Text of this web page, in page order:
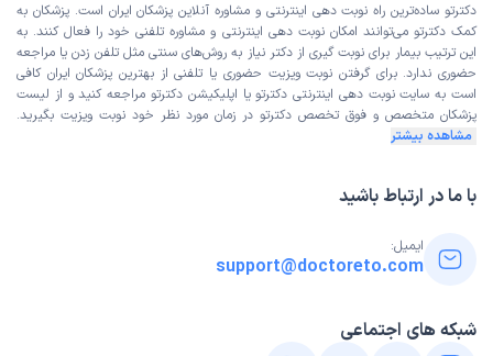
دکترتو ساده‌ترین راه نوبت‌ دهی اینترنتی و مشاوره آنلاین پزشکان ایران است. پزشکان به
کمک دکترتو می‌توانند امکان نوبت دهی اینترنتی و مشاوره تلفنی خود را فعال کنند. به
این ترتیب بیمار برای نوبت گیری از دکتر نیاز به روش‌های سنتی مثل تلفن زدن یا مراجعه
حضوری ندارد. برای گرفتن نوبت ویزیت حضوری یا تلفنی از بهترین پزشکان ایران کافی
است به سایت نوبت دهی اینترنتی دکترتو یا اپلیکیشن دکترتو مراجعه کنید و از لیست
پزشکان متخصص و فوق تخصص دکترتو در زمان مورد نظر خود نوبت ویزیت بگیرید.
مشاهده بیشتر
با ما در ارتباط باشید
ایمیل:
support@doctoreto.com
شبکه های اجتماعی